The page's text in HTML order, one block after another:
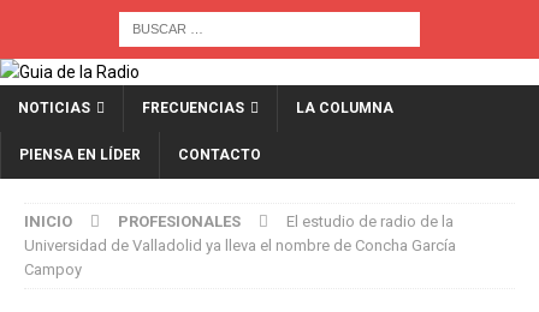
NOTICIAS FRECUENCIAS LA COLUMNA
PIENSA EN LÍDER CONTACTO
INICIO PROFESIONALES
El estudio de radio de la
Universidad de Valladolid ya lleva el nombre de Concha García
Campoy